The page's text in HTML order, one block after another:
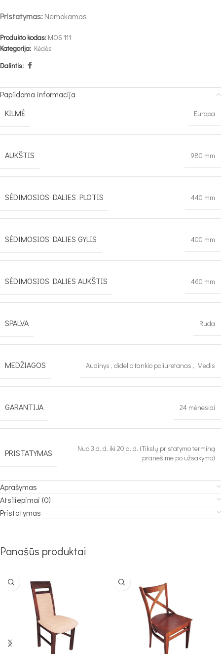
Pristatymas:Nemokamas
Produkto kodas: MOS 111
Kategorija: Kėdės
Dalintis:
Papildoma informacija
KILMĖ
Europa
AUKŠTIS 980 mm
SĖDIMOSIOS DALIES PLOTIS 440 mm
SĖDIMOSIOS DALIES GYLIS 400 mm
SĖDIMOSIOS DALIES AUKŠTIS 460 mm
SPALVA Ruda
MEDŽIAGOS Audinys , didelio tankio poliuretanas , Medis
GARANTIJA 24 mėnesiai
PRISTATYMAS
Nuo 3 d. d. iki 20 d. d. (Tikslų pristatymo terminą
pranešime po užsakymo)
Aprašymas
Atsiliepimai (0)
Pristatymas
Panašūs produktai